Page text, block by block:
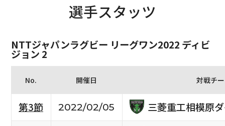
選手スタッツ
NTTジャパンラグビー リーグワン2022 ディビ
ジョン 2
No. 開催日 対戦チ
第3節 2022/02/05
三菱重工相模原